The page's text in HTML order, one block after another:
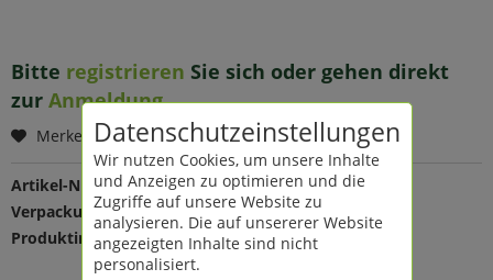
Bitte registrieren Sie sich oder gehen direkt
zur Anmeldung.
Merken
Artikel-Nr.:
207381
Verpackungseinheit:
1 St
Produktinfo:
Farbe: fuchsia
Maße: B 30 cm, L 5 m
Datenschutzeinstellungen
Wir nutzen Cookies, um unsere Inhalte
und Anzeigen zu optimieren und die
Zugriffe auf unsere Website zu
analysieren. Die auf unsererer Website
angezeigten Inhalte sind nicht
personalisiert.